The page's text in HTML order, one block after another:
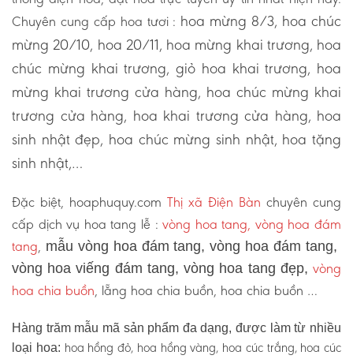
Chuyên cung cấp hoa tươi : hoa mừng 8/3, hoa chúc
mừng 20/10, hoa 20/11, hoa mừng khai trương, hoa
chúc mừng khai trương, giỏ hoa khai trương, hoa
mừng khai trương cửa hàng, hoa chúc mừng khai
trương cửa hàng, hoa khai trương cửa hàng, hoa
sinh nhật đẹp, hoa chúc mừng sinh nhật, hoa tặng
sinh nhật,…
Đặc biệt, hoaphuquy.com Thị xã Điện Bàn chuyên cung
cấp dịch vụ hoa tang lễ :vòng hoa tang, vòng hoa đám
tang, mẫu vòng hoa đám tang, vòng hoa đám tang,
vòng hoa viếng đám tang, vòng hoa tang đẹp, vòng
hoa chia buồn, lẵng hoa chia buồn, hoa chia buồn …
Hàng trăm mẫu mã sản phẩm đa dạng, được làm từ nhiều
loại hoa: hoa hồng đỏ, hoa hồng vàng, hoa cúc trắng, hoa cúc